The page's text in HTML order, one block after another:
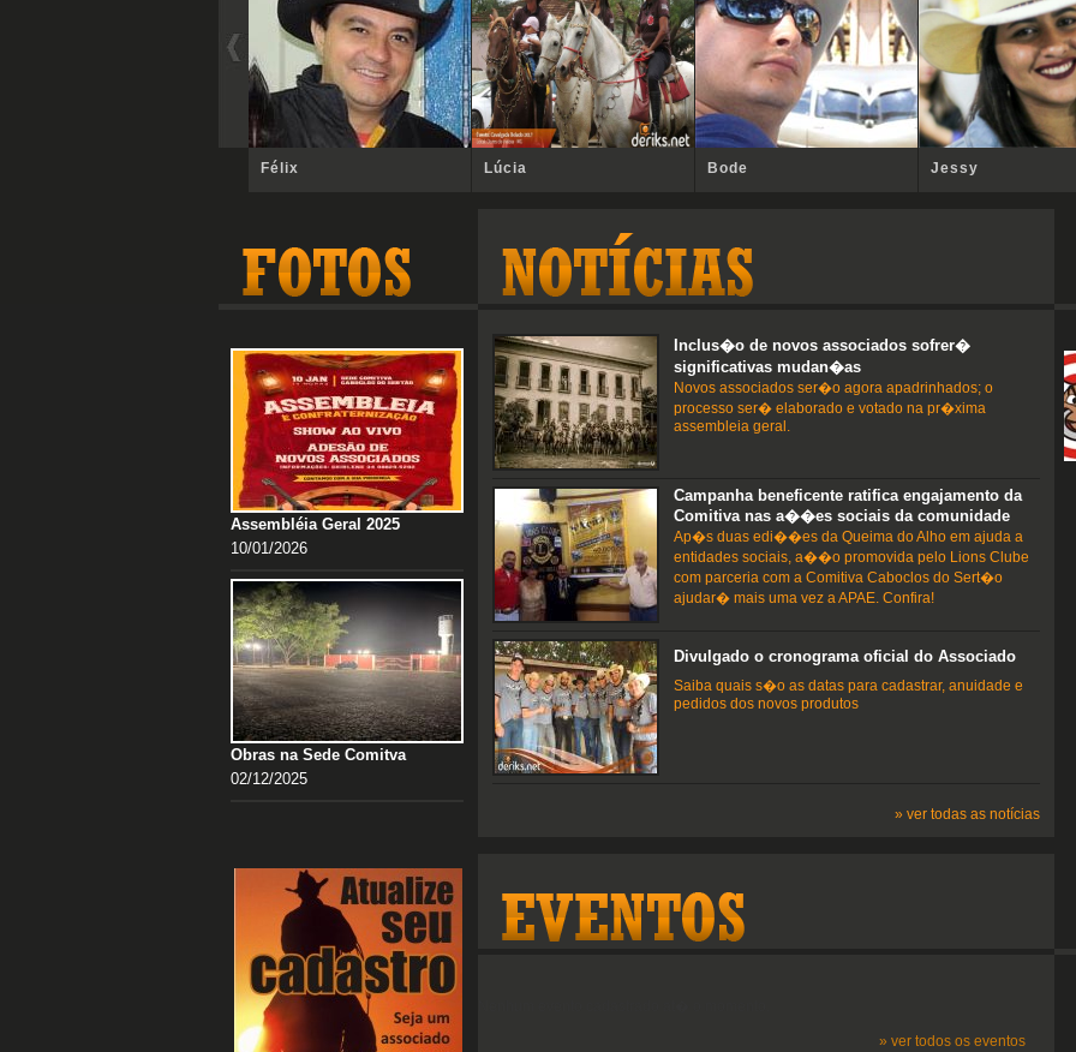
Félix Lúcia Bode Jessy
Assembléia Geral 2025
10/01/2026
Obras na Sede Comitva
02/12/2025
Inclus�o de novos associados sofrer�
significativas mudan�as
Novos associados ser�o agora apadrinhados; o
processo ser� elaborado e votado na pr�xima
assembleia geral.
Campanha beneficente ratifica engajamento da
Comitiva nas a��es sociais da comunidade
Ap�s duas edi��es da Queima do Alho em ajuda a
entidades sociais, a��o promovida pelo Lions Clube
com parceria com a Comitiva Caboclos do Sert�o
ajudar� mais uma vez a APAE. Confira!
Divulgado o cronograma oficial do Associado
Saiba quais s�o as datas para cadastrar, anuidade e
pedidos dos novos produtos
» ver todas as notícias
» ver todos os eventos